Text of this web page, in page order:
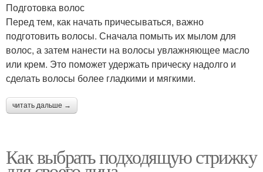
Подготовка волос
Перед тем, как начать причесываться, важно
подготовить волосы. Сначала помыть их мылом для
волос, а затем нанести на волосы увлажняющее масло
или крем. Это поможет удержать прическу надолго и
сделать волосы более гладкими и мягкими.
читать дальше →
Как выбрать подходящую стрижку